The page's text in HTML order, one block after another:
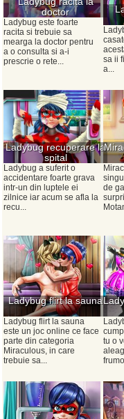
doctor
Ladybug este foarte
racita si trebuie sa
mearga la doctor pentru
a o consulta si a-i
prescrie o rete...
sa ii
a...
Ladybug recuperare la
spital
Ladybug a suferit o
accidentare foarte grava
intr-un din luptele ei
zilnice iar acum se afla la
recu...
de
Motan
Ladybug flirt la sauna
Ladybug flirt la sauna
este un joc online ce face
parte din categoria
Miraculous, in care
trebuie sa...
tu o